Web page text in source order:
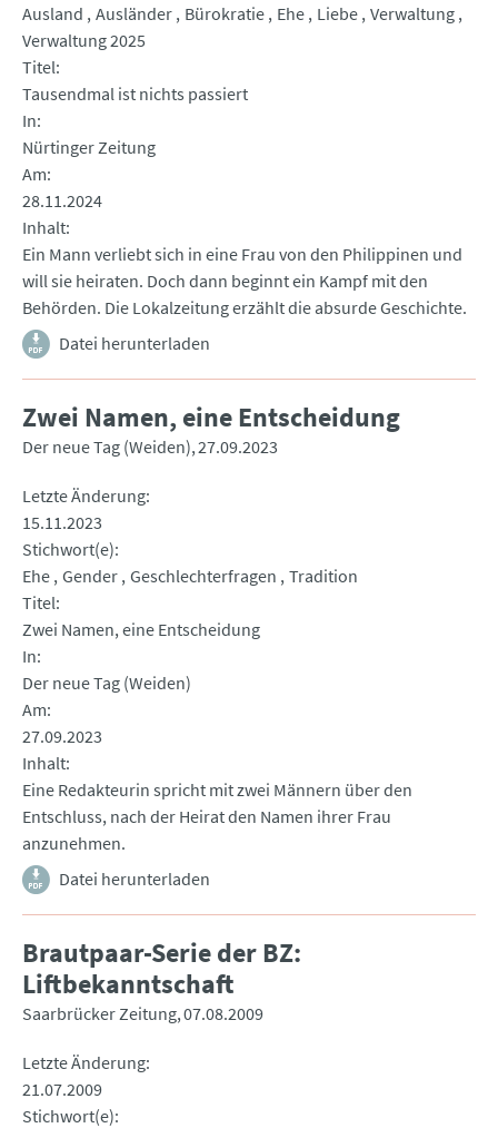
Ausland Ausländer Bürokratie Ehe Liebe Verwaltung
Verwaltung 2025
Titel
Tausendmal ist nichts passiert
In
Nürtinger Zeitung
Am
28.11.2024
Inhalt
Ein Mann verliebt sich in eine Frau von den Philippinen und
will sie heiraten. Doch dann beginnt ein Kampf mit den
Behörden. Die Lokalzeitung erzählt die absurde Geschichte.
Datei herunterladen
Zwei Namen, eine Entscheidung
Der neue Tag (Weiden) 27.09.2023
Letzte Änderung
15.11.2023
Stichwort(e)
Ehe Gender Geschlechterfragen Tradition
Titel
Zwei Namen, eine Entscheidung
In
Der neue Tag (Weiden)
Am
27.09.2023
Inhalt
Eine Redakteurin spricht mit zwei Männern über den
Entschluss, nach der Heirat den Namen ihrer Frau
anzunehmen.
Datei herunterladen
Brautpaar-Serie der BZ:
Liftbekanntschaft
Saarbrücker Zeitung 07.08.2009
Letzte Änderung
21.07.2009
Stichwort(e)